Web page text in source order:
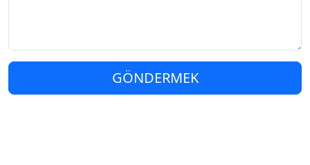
GÖNDERMEK